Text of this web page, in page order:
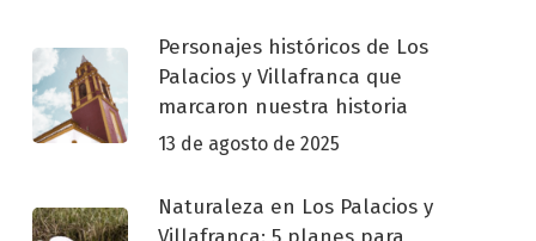
Personajes históricos de Los
Palacios y Villafranca que
marcaron nuestra historia
13 de agosto de 2025
Naturaleza en Los Palacios y